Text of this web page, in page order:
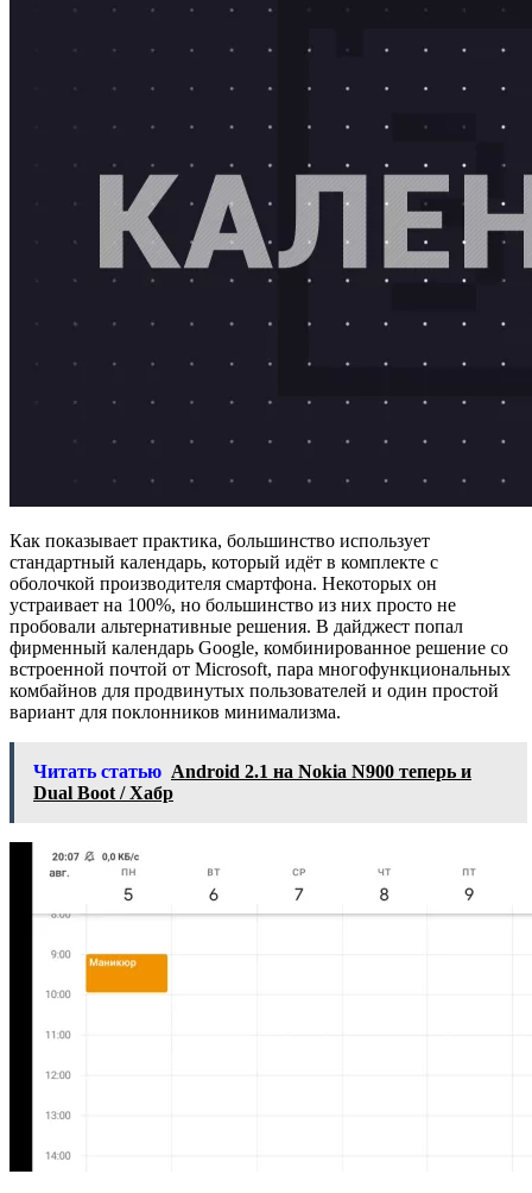
Как показывает практика, большинство использует
стандартный календарь, который идёт в комплекте с
оболочкой производителя смартфона. Некоторых он
устраивает на 100%, но большинство из них просто не
пробовали альтернативные решения. В дайджест попал
фирменный календарь Google, комбинированное решение со
встроенной почтой от Microsoft, пара многофункциональных
комбайнов для продвинутых пользователей и один простой
вариант для поклонников минимализма.
Читать статью Android 2.1 на Nokia N900 теперь и
Dual Boot / Хабр